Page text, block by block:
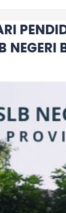
NEGERI